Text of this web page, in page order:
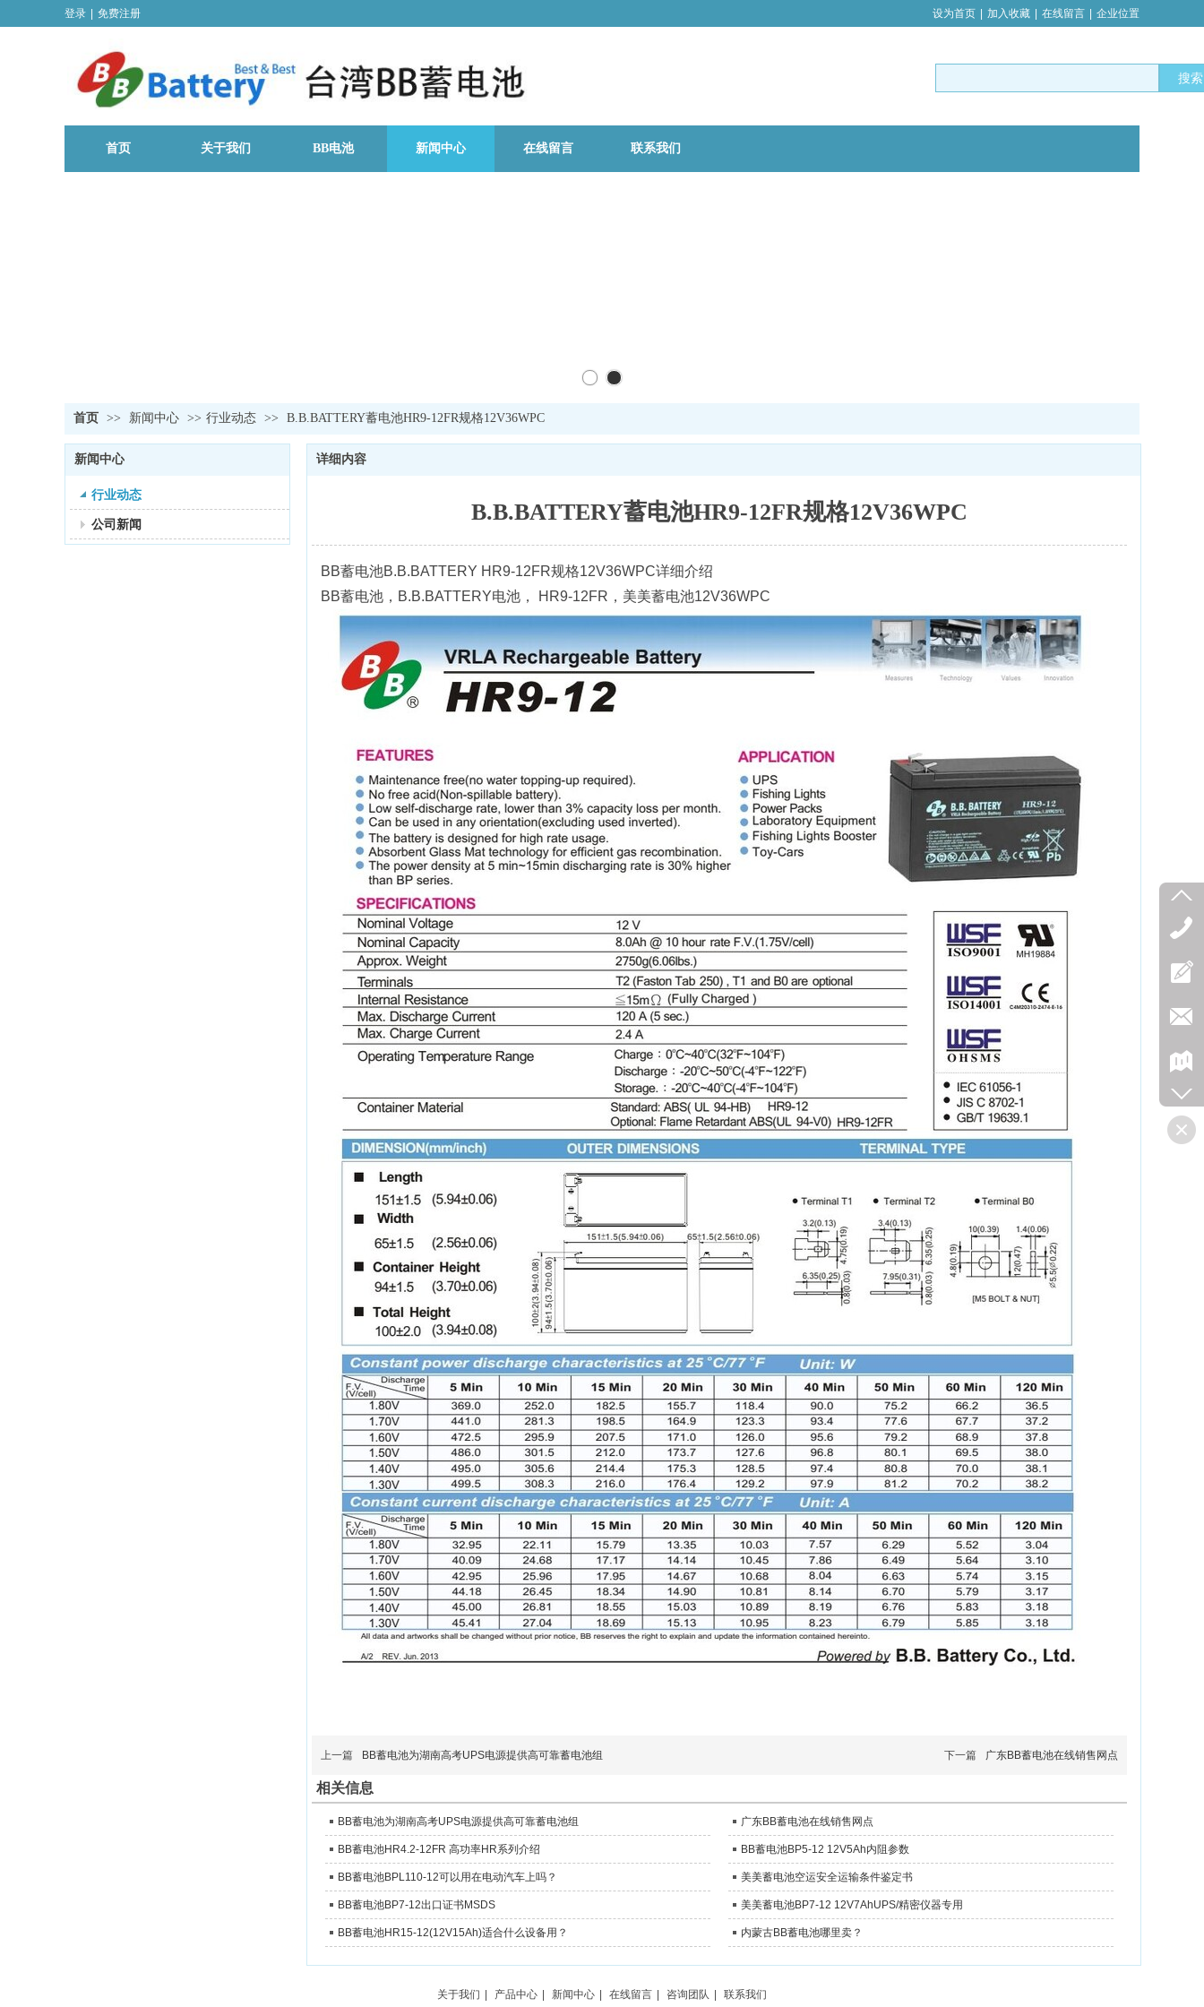
搜索
首页 关于我们 BB电池 新闻中心 在线留言 联系我们
登录 免费注册 设为首页 加入收藏 在线留言 企业位置
首页 >> 新闻中心 >> 行业动态 >> B.B.BATTERY蓄电池HR9-12FR规格12V36WPC
新闻中心
行业动态
公司新闻
详细内容
B.B.BATTERY蓄电池HR9-12FR规格12V36WPC
BB蓄电池B.B.BATTERY HR9-12FR规格12V36WPC详细介绍
BB蓄电池，B.B.BATTERY电池， HR9-12FR，美美蓄电池12V36WPC
上一篇 BB蓄电池为湖南高考UPS电源提供高可靠蓄电池组 下一篇 广东BB蓄电池在线销售网点
相关信息
BB蓄电池为湖南高考UPS电源提供高可靠蓄电池组 广东BB蓄电池在线销售网点
BB蓄电池HR4.2-12FR 高功率HR系列介绍 BB蓄电池BP5-12 12V5Ah内阻参数
BB蓄电池BPL110-12可以用在电动汽车上吗？ 美美蓄电池空运安全运输条件鉴定书
BB蓄电池BP7-12出口证书MSDS 美美蓄电池BP7-12 12V7AhUPS/精密仪器专用
BB蓄电池HR15-12(12V15Ah)适合什么设备用？ 内蒙古BB蓄电池哪里卖？
关于我们 产品中心 新闻中心 在线留言 咨询团队 联系我们